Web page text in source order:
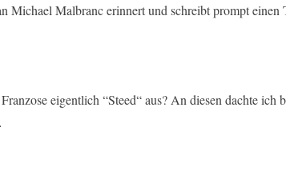
Malbranc erinnert und schreibt prompt
eigentlich “Steed“ aus? An diesen dachte ich